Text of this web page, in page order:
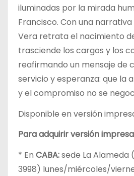
iluminadas por la mirada
Francisco. Con una
Vera retrata el nacimiento
trasciende los cargos y los
reafirmando un mensaje de
servicio y esperanza: que la
y el compromiso no se
Disponible en versión
Para adquirir versión impresa
* En CABA:sede La Alameda
3998) lunes/miércoles/